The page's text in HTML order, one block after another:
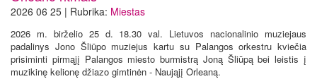
2026 06 25 | Rubrika: Miestas
2026 m. birželio 25 d. 18.30 val. Lietuvos nacionalinio muziejaus
padalinys Jono Šliūpo muziejus kartu su Palangos orkestru kviečia
prisiminti pirmąjį Palangos miesto burmistrą Joną Šliūpą bei leistis į
muzikinę kelionę džiazo gimtinėn - Naująjį Orleaną.